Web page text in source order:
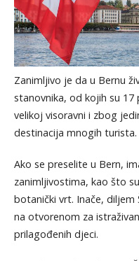
Zanimljivo je da u Bernu
stanovnika, od kojih su 17
velikoj visoravni i zbog
destinacija mnogih turista.
Ako se preselite u Bern,
zanimljivostima, kao što
botanički vrt. Inače,
na otvorenom za
prilagođenih djeci.